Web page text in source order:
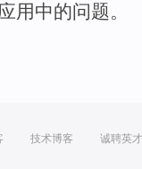
用中的问题。
技术博客 诚聘英才